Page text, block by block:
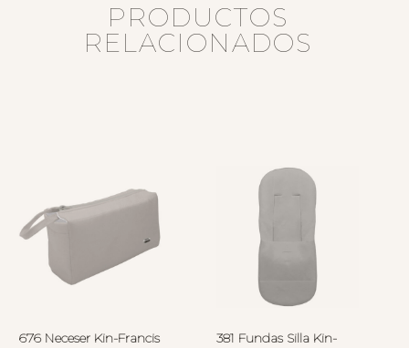
PRODUCTOS
RELACIONADOS
676 Neceser Kin-Francis
381 Fundas Silla Kin-